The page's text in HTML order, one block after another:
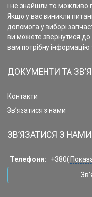
і не знайшли то можливо
Якщо у вас виникли
допомога у виборі
ви можете звернутися до
вам потрібну інформацію
ДОКУМЕНТИ ТА
Контакти
Зв’язатися з нами
ЗВ’ЯЗАТИСЯ З НАМИ
Телефони: +380(